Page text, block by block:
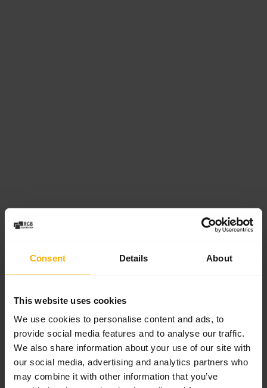
Consent Details About
This website uses cookies
We use cookies to personalise content and ads, to
provide social media features and to analyse our traffic.
We also share information about your use of our site with
our social media, advertising and analytics partners who
may combine it with other information that you’ve
Optimiser les processus de production en
aux besoins actuels, en améliorant la gestion
des processus industriels et en augmentant
l’efficacité.
Intégration aux systèmes de contrôle,
permettant la surveillance, l’automatisation
et le contrôle avancé en temps réel.